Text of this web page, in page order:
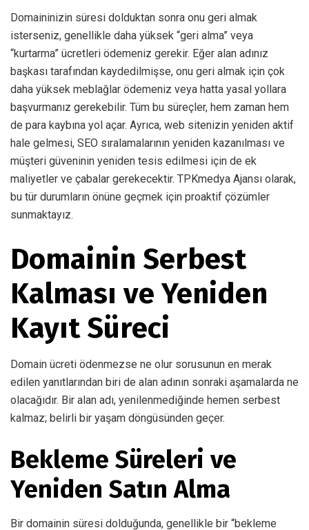
Domaininizin süresi dolduktan sonra onu geri almak
isterseniz, genellikle daha yüksek “geri alma” veya
“kurtarma” ücretleri ödemeniz gerekir. Eğer alan adınız
başkası tarafından kaydedilmişse, onu geri almak için çok
daha yüksek meblağlar ödemeniz veya hatta yasal yollara
başvurmanız gerekebilir. Tüm bu süreçler, hem zaman hem
de para kaybına yol açar. Ayrıca, web sitenizin yeniden aktif
hale gelmesi, SEO sıralamalarının yeniden kazanılması ve
müşteri güveninin yeniden tesis edilmesi için de ek
maliyetler ve çabalar gerekecektir. TPKmedya Ajansı olarak,
bu tür durumların önüne geçmek için proaktif çözümler
sunmaktayız.
Domainin Serbest
Kalması ve Yeniden
Kayıt Süreci
Domain ücreti ödenmezse ne olur sorusunun en merak
edilen yanıtlarından biri de alan adının sonraki aşamalarda ne
olacağıdır. Bir alan adı, yenilenmediğinde hemen serbest
kalmaz; belirli bir yaşam döngüsünden geçer.
Bekleme Süreleri ve
Yeniden Satın Alma
Bir domainin süresi dolduğunda, genellikle bir “bekleme